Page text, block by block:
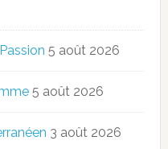
5 août 2026
5 août 2026
3 août 2026